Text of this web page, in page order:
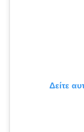
Δείτε